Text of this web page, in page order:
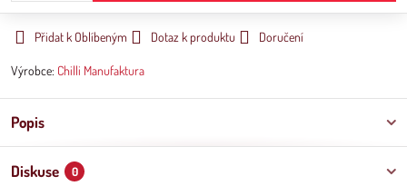
Přidat k Oblíbeným Dotaz k produktu Doručení
Výrobce: Chilli Manufaktura
Popis
Diskuse 0